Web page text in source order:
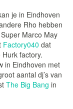
je in Eindhoven
Rho hebben
Marco May
Factory040 dat
factory.
in Eindhoven met
aantal dj’s van
The Big Bang in